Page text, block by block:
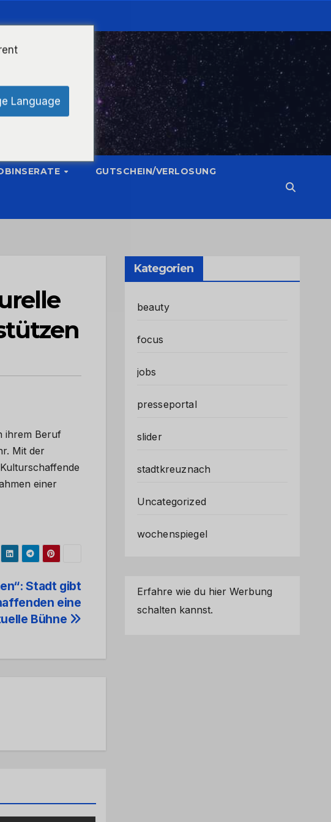
GUTSCHEIN/VERLOSUNG
ihrem Beruf
Mit der
einer
Stadt gibt
eine
Bühne
Kategorien
beauty
focus
jobs
presseportal
slider
stadtkreuznach
Uncategorized
wochenspiegel
Erfahre wie du hier Werbung
schalten kannst.
Language